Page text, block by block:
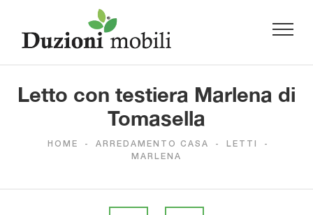
Letto con testiera Marlena di
Tomasella
HOME - ARREDAMENTO CASA - LETTI
-
MARLENA